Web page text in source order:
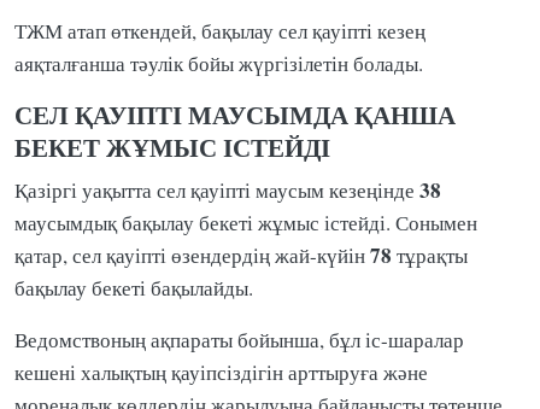
ТЖМ атап өткендей, бақылау сел қауіпті кезең
аяқталғанша тәулік бойы жүргізілетін болады.
СЕЛ ҚАУІПТІ МАУСЫМДА ҚАНША
БЕКЕТ ЖҰМЫС ІСТЕЙДІ
Қазіргі уақытта сел қауіпті маусым кезеңінде 38
маусымдық бақылау бекеті жұмыс істейді. Сонымен
қатар, сел қауіпті өзендердің жай-күйін78 тұрақты
бақылау бекеті бақылайды.
Ведомствоның ақпараты бойынша, бұл іс-шаралар
кешені халықтың қауіпсіздігін арттыруға және